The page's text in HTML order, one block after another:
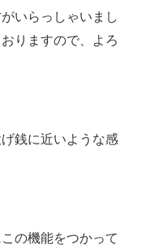
いらっしゃいまし
りますので、よろ
銭に近いような感
の機能をつかって